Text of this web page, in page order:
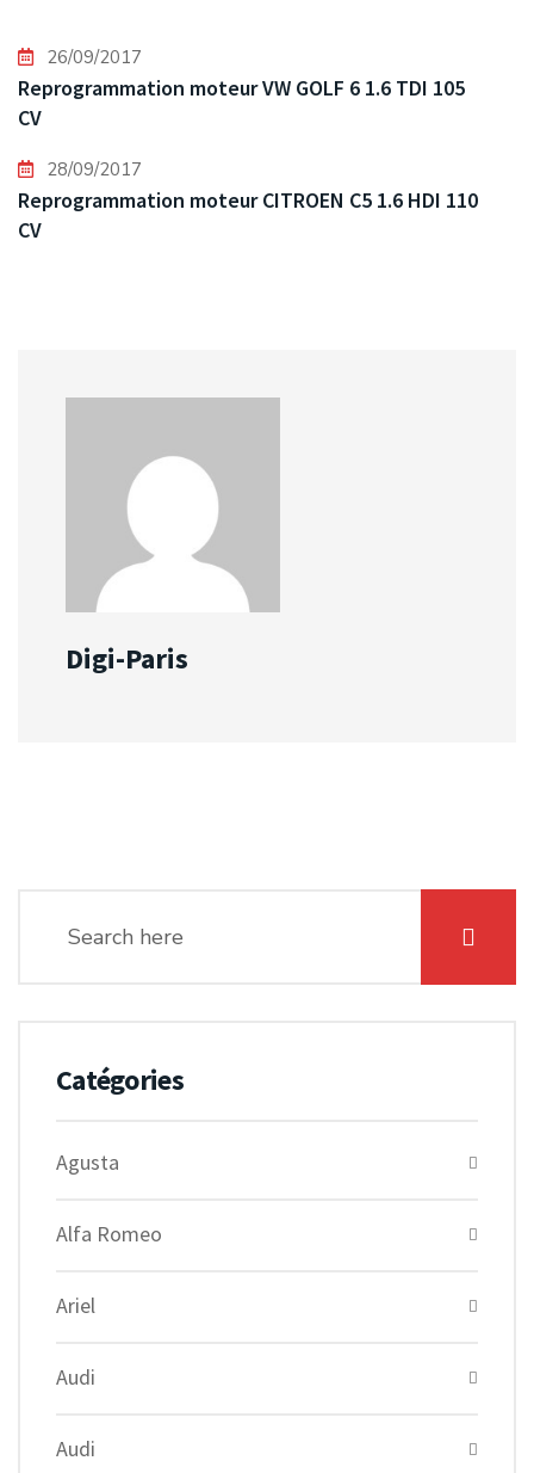
26/09/2017
Reprogrammation moteur VW GOLF 6 1.6 TDI 105
CV
28/09/2017
Reprogrammation moteur CITROEN C5 1.6 HDI 110
CV
Digi-Paris
Catégories
Agusta
Alfa Romeo
Ariel
Audi
Audi